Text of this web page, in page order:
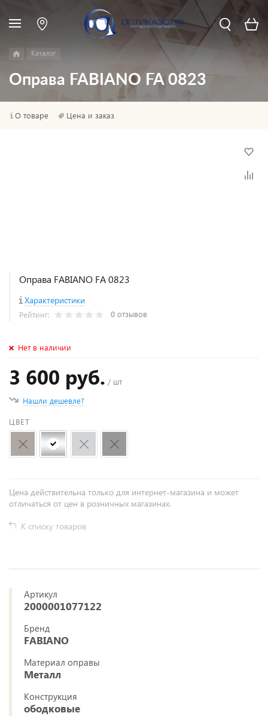
Каталог
Оправа FABIANO FA 0823
О товаре Цена и заказ
Оправа FABIANO FA 0823
Характеристики
Рейтинг: 0 отзывов
Нет в наличии
3 600 руб. / шт
Нашли дешевле?
ЦВЕТ
Цена действительна только для интернет-магазина и может
отличаться от цен в розничных магазинах.
К списку товаров
Артикул
2000001077122
Бренд
FABIANO
Материал оправы
Металл
Конструкция
ободковые